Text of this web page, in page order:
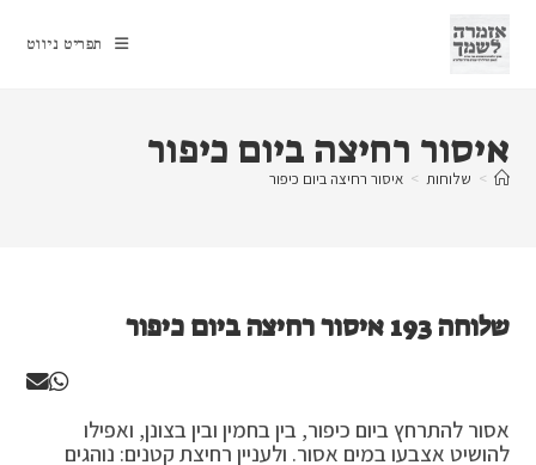
content
תפריט ניווט
איסור רחיצה ביום כיפור
> שלוחות > איסור רחיצה ביום כיפור
שלוחה 193 איסור רחיצה ביום כיפור
אסור להתרחץ ביום כיפור, בין בחמין ובין בצונן, ואפילו
להושיט אצבעו במים אסור. ולעניין רחיצת קטנים: נוהגים